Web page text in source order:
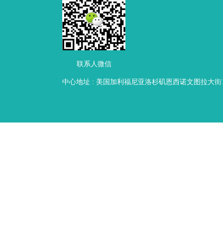
联系人微信
中心地址 : 美国加利福尼亚洛杉矶恩西诺文图拉大街